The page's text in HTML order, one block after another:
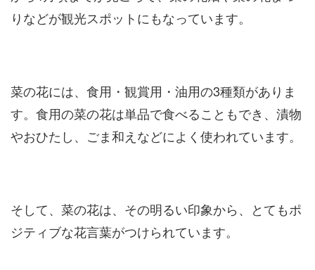
りなどが観光スポットにもなっています。
菜の花には、食用・観賞用・油用の3種類がありま
す。食用の菜の花は単品で食べることもでき、漬物
やおひたし、ごま和えなどによく使われています。
そして、菜の花は、その明るい印象から、とてもポ
ジティブな花言葉がつけられています。